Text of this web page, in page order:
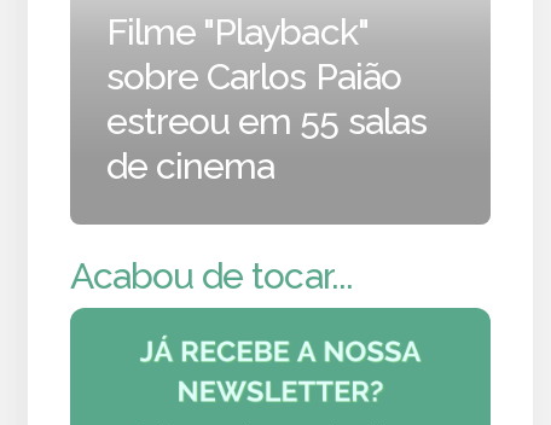
Filme "Playback"
sobre Carlos Paião
estreou em 55 salas
de cinema
Acabou de tocar...